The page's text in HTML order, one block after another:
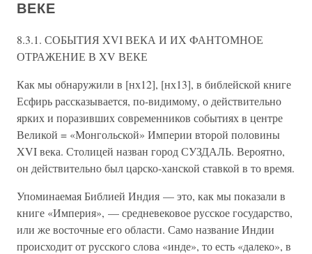
ВЕКЕ
8.3.1. СОБЫТИЯ XVI ВЕКА И ИХ ФАНТОМНОЕ
ОТРАЖЕНИЕ В XV ВЕКЕ
Как мы обнаружили в [нх12], [нх13], в библейской книге
Есфирь рассказывается, по-видимому, о действительно
ярких и поразивших современников событиях в центре
Великой = «Монгольской» Империи второй половины
XVI века. Столицей назван город СУЗДАЛЬ. Вероятно,
он действительно был царско-ханской ставкой в то время.
Упоминаемая Библией Индия — это, как мы показали в
книге «Империя», — средневековое русское государство,
или же восточные его области. Само название Индии
происходит от русского слова «инде», то есть «далеко», в